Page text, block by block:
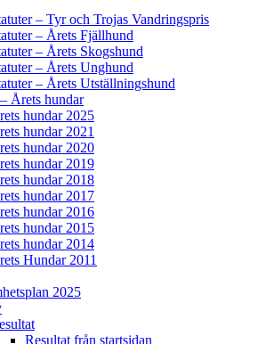
– Tyr och Trojas Vandringspris
– Årets Fjällhund
– Årets Skogshund
– Årets Unghund
– Årets Utställningshund
Årets hundar
hundar 2025
hundar 2021
hundar 2020
hundar 2019
hundar 2018
hundar 2017
hundar 2016
hundar 2015
hundar 2014
Hundar 2011
2025
Resultat från startsidan